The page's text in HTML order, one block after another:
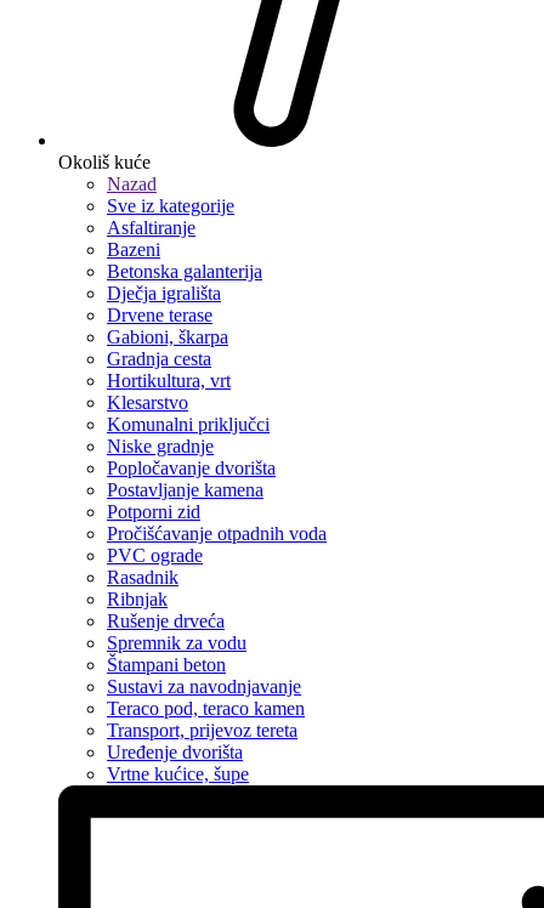
Okoliš kuće
Nazad
Sve iz kategorije
Asfaltiranje
Bazeni
Betonska galanterija
Dječja igrališta
Drvene terase
Gabioni, škarpa
Gradnja cesta
Hortikultura, vrt
Klesarstvo
Komunalni priključci
Niske gradnje
Popločavanje dvorišta
Postavljanje kamena
Potporni zid
Pročišćavanje otpadnih voda
PVC ograde
Rasadnik
Ribnjak
Rušenje drveća
Spremnik za vodu
Štampani beton
Sustavi za navodnjavanje
Teraco pod, teraco kamen
Transport, prijevoz tereta
Uređenje dvorišta
Vrtne kućice, šupe